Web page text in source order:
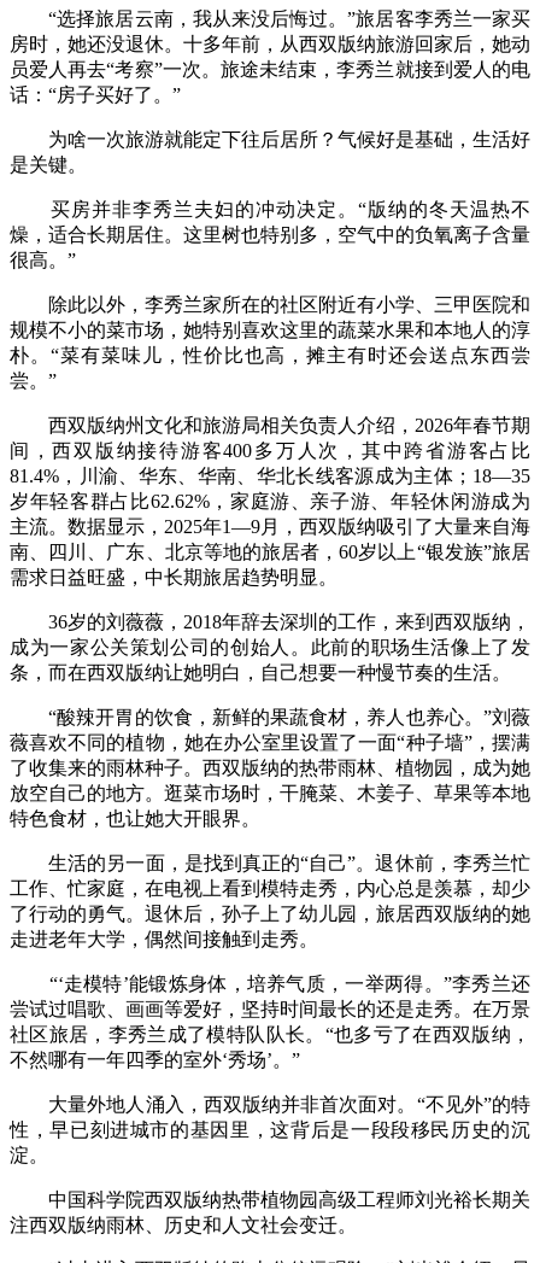
“选择旅居云南，我从来没后悔过。”旅居客李秀兰一家买
房时，她还没退休。十多年前，从西双版纳旅游回家后，她动
员爱人再去“考察”一次。旅途未结束，李秀兰就接到爱人的电
话：“房子买好了。”
为啥一次旅游就能定下往后居所？气候好是基础，生活好
是关键。
买房并非李秀兰夫妇的冲动决定。“版纳的冬天温热不
燥，适合长期居住。这里树也特别多，空气中的负氧离子含量
很高。”
除此以外，李秀兰家所在的社区附近有小学、三甲医院和
规模不小的菜市场，她特别喜欢这里的蔬菜水果和本地人的淳
朴。“菜有菜味儿，性价比也高，摊主有时还会送点东西尝
尝。”
西双版纳州文化和旅游局相关负责人介绍，2026年春节期
间，西双版纳接待游客400多万人次，其中跨省游客占比
81.4%，川渝、华东、华南、华北长线客源成为主体；18—35
岁年轻客群占比62.62%，家庭游、亲子游、年轻休闲游成为
主流。数据显示，2025年1—9月，西双版纳吸引了大量来自海
南、四川、广东、北京等地的旅居者，60岁以上“银发族”旅居
需求日益旺盛，中长期旅居趋势明显。
36岁的刘薇薇，2018年辞去深圳的工作，来到西双版纳，
成为一家公关策划公司的创始人。此前的职场生活像上了发
条，而在西双版纳让她明白，自己想要一种慢节奏的生活。
“酸辣开胃的饮食，新鲜的果蔬食材，养人也养心。”刘薇
薇喜欢不同的植物，她在办公室里设置了一面“种子墙”，摆满
了收集来的雨林种子。西双版纳的热带雨林、植物园，成为她
放空自己的地方。逛菜市场时，干腌菜、木姜子、草果等本地
特色食材，也让她大开眼界。
生活的另一面，是找到真正的“自己”。退休前，李秀兰忙
工作、忙家庭，在电视上看到模特走秀，内心总是羡慕，却少
了行动的勇气。退休后，孙子上了幼儿园，旅居西双版纳的她
走进老年大学，偶然间接触到走秀。
“‘走模特’能锻炼身体，培养气质，一举两得。”李秀兰还
尝试过唱歌、画画等爱好，坚持时间最长的还是走秀。在万景
社区旅居，李秀兰成了模特队队长。“也多亏了在西双版纳，
不然哪有一年四季的室外‘秀场’。”
大量外地人涌入，西双版纳并非首次面对。“不见外”的特
性，早已刻进城市的基因里，这背后是一段段移民历史的沉
淀。
中国科学院西双版纳热带植物园高级工程师刘光裕长期关
注西双版纳雨林、历史和人文社会变迁。